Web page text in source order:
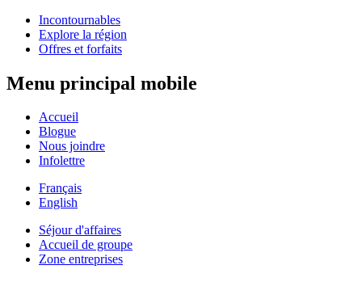
Incontournables
Explore la région
Offres et forfaits
Menu principal mobile
Accueil
Blogue
Nous joindre
Infolettre
Français
English
Séjour d'affaires
Accueil de groupe
Zone entreprises